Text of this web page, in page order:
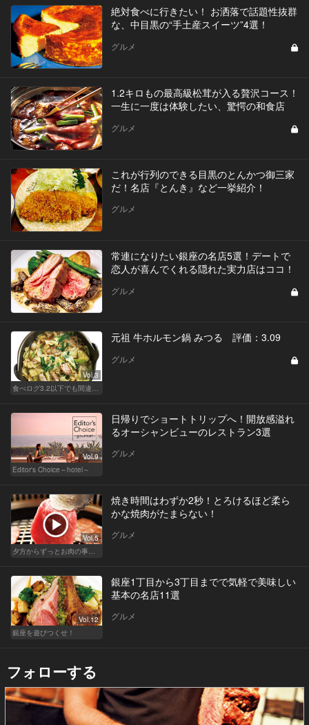
絶対食べに行きたい！ お洒落で話題性抜群
な、中目黒の“手土産スイーツ”4選！
グルメ
1.2キロもの最高級松茸が入る贅沢コース！
一生に一度は体験したい、驚愕の和食店
グルメ
これが行列のできる目黒のとんかつ御三家
だ！名店『とんき』など一挙紹介！
グルメ
常連になりたい銀座の名店5選！デートで
恋人が喜んでくれる隠れた実力店はココ！
グルメ
Vol.3
元祖 牛ホルモン鍋 みつる 評価：3.09
グルメ
Vol.9
Editor's Choice～hotel～
日帰りでショートトリップへ！開放感溢れ
るオーシャンビューのレストラン3選
グルメ
Vol.5
焼き時間はわずか2秒！とろけるほど柔ら
かな焼肉がたまらない！
グルメ
Vol.12
銀座を遊びつくせ！
銀座1丁目から3丁目までで気軽で美味しい
基本の名店11選
グルメ
フォローする